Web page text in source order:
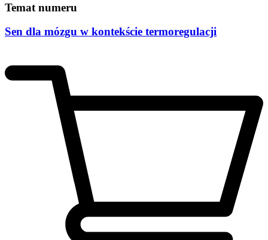
Temat numeru
Sen dla mózgu w kontekście termoregulacji